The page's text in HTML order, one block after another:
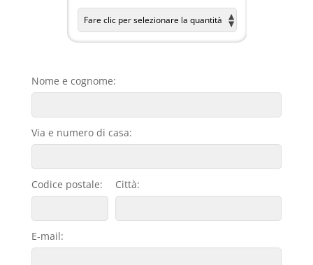
Nome e cognome:
Via e numero di casa:
Codice postale: Città:
E-mail: